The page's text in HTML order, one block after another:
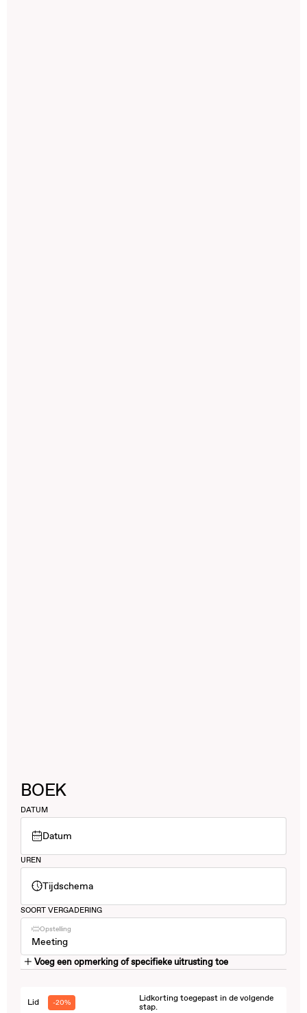
BOEK
DATUM
Datum
UREN
Tijdschema
SOORT VERGADERING
Opstelling
Meeting
Voeg een opmerking of specifieke uitrusting toe
Lid -20%
Lidkorting toegepast in de volgende
stap.